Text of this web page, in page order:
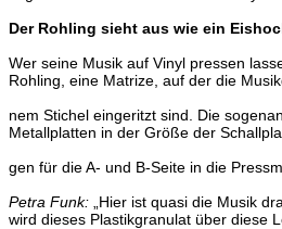
Der Rohling sieht aus wie ein
Wer seine Musik auf Vinyl pressen
Rohling, eine Matrize, auf der die
nem Stichel eingeritzt sind. Die
Metallplatten in der Größe der
gen für die A- und B-Seite in die
Petra Funk: „Hier ist quasi die Musik
wird dieses Plastikgranulat über diese